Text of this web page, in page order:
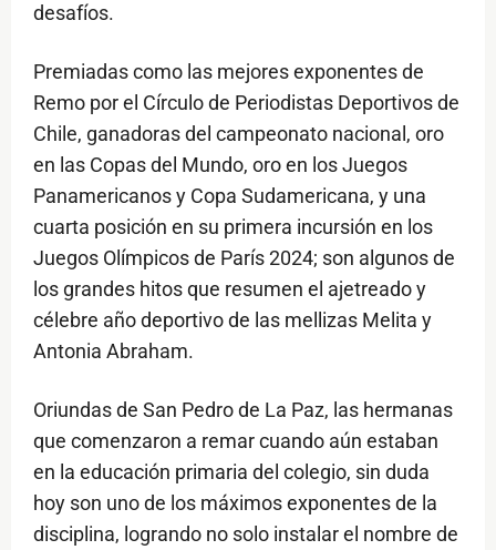
desafíos.
Premiadas como las mejores exponentes de
Remo por el Círculo de Periodistas Deportivos de
Chile, ganadoras del campeonato nacional, oro
en las Copas del Mundo, oro en los Juegos
Panamericanos y Copa Sudamericana, y una
cuarta posición en su primera incursión en los
Juegos Olímpicos de París 2024; son algunos de
los grandes hitos que resumen el ajetreado y
célebre año deportivo de las mellizas Melita y
Antonia Abraham.
Oriundas de San Pedro de La Paz, las hermanas
que comenzaron a remar cuando aún estaban
en la educación primaria del colegio, sin duda
hoy son uno de los máximos exponentes de la
disciplina, logrando no solo instalar el nombre de